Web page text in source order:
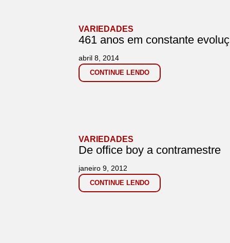
VARIEDADES
461 anos em constante
CONTINUE LENDO
abril 8, 2014
VARIEDADES
De office boy a contramestre
CONTINUE LENDO
janeiro 9, 2012